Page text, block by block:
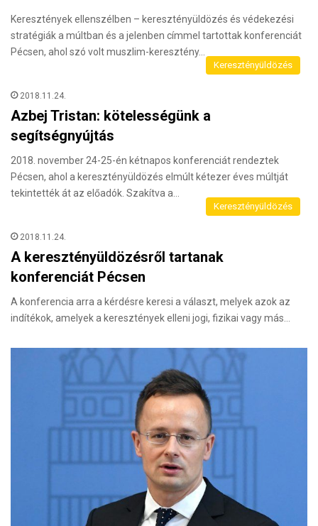
Keresztények ellenszélben – keresztényüldözés és védekezési
stratégiák a múltban és a jelenben címmel tartottak konferenciát
Pécsen, ahol szó volt muszlim-keresztény…
Keresztényüldözés
2018.11.24.
Azbej Tristan: kötelességünk a
segítségnyújtás
2018. november 24-25-én kétnapos konferenciát rendeztek
Pécsen, ahol a keresztényüldözés elmúlt kétezer éves múltját
tekintették át az előadók. Szakítva a…
Keresztényüldözés
2018.11.24.
A keresztényüldözésről tartanak
konferenciát Pécsen
A konferencia arra a kérdésre keresi a választ, melyek azok az
indítékok, amelyek a keresztények elleni jogi, fizikai vagy más…